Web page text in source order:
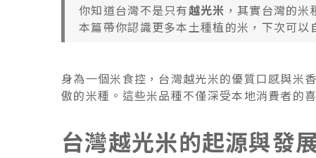
你知道台灣不是只有越光米 ，其實台灣的
本篇帶你認識更多本土種植的米，下次可以
身為一個米食控，台灣越光米的優質口感與米
傲的米種。這些米品種不僅深受本地消費者的
台灣越光米的起源與發